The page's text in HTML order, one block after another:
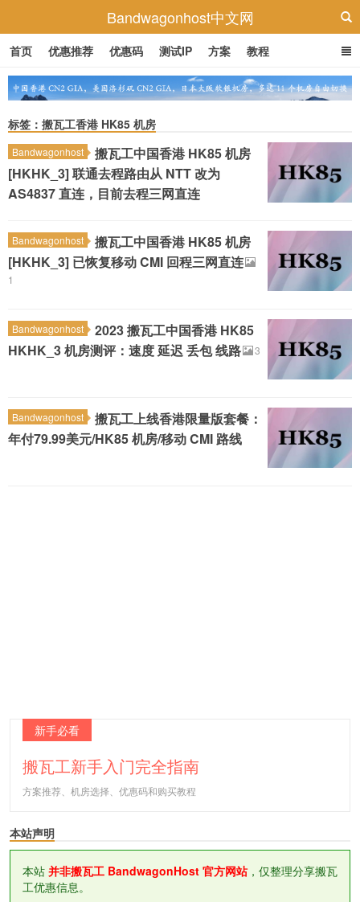
Bandwagonhost中文网
首页 优惠推荐 优惠码 测试IP 方案 教程
标签：搬瓦工香港 HK85 机房
Bandwagonhost
搬瓦工中国香港 HK85 机房
[HKHK_3] 联通去程路由从 NTT 改为
AS4837 直连，目前去程三网直连
Bandwagonhost
搬瓦工中国香港 HK85 机房
[HKHK_3] 已恢复移动 CMI 回程三网直连
1
Bandwagonhost
2023 搬瓦工中国香港 HK85
HKHK_3 机房测评：速度 延迟 丢包 线路
3
Bandwagonhost
搬瓦工上线香港限量版套餐：
年付79.99美元/HK85 机房/移动 CMI 路线
新手必看
搬瓦工新手入门完全指南
方案推荐、机房选择、优惠码和购买教程
本站声明
本站 并非搬瓦工 BandwagonHost 官方网站，仅整理分享搬瓦
工优惠信息。